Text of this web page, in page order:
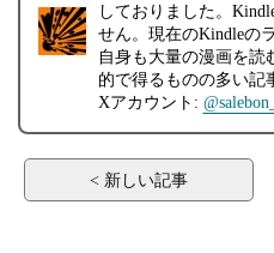
しておりました。
せん。現在のKindleの
自身も大量の漫画を読
的で得るものの多い記
Xアカウント:
< 新しい記事